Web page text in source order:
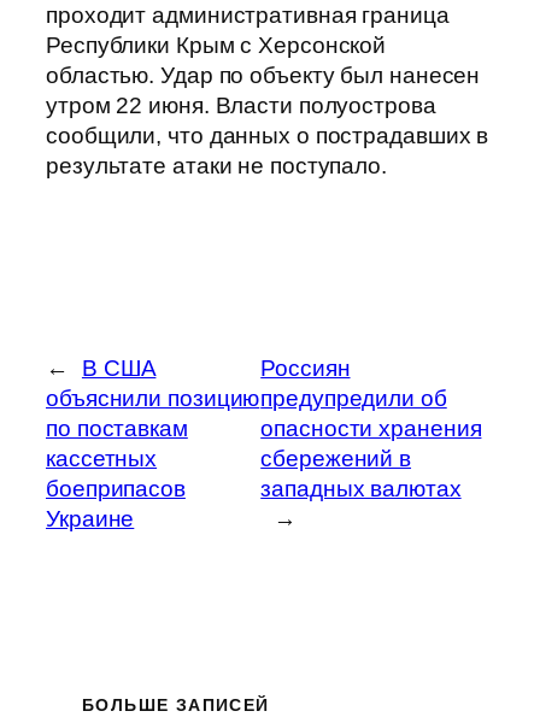
проходит административная граница
Республики Крым с Херсонской
областью. Удар по объекту был нанесен
утром 22 июня. Власти полуострова
сообщили, что данных о пострадавших в
результате атаки не поступало.
←
В США
объяснили позицию
по поставкам
кассетных
боеприпасов
Украине
Россиян
предупредили об
опасности хранения
сбережений в
западных валютах
→
БОЛЬШЕ ЗАПИСЕЙ